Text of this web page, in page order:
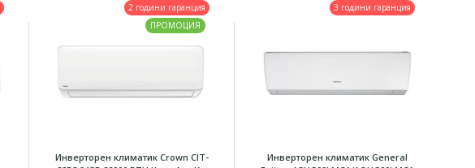
2 години гаранция
ПРОМОЦИЯ
Инверторен климатик Crown CIT-
3 години гаранция
Инверторен климатик General